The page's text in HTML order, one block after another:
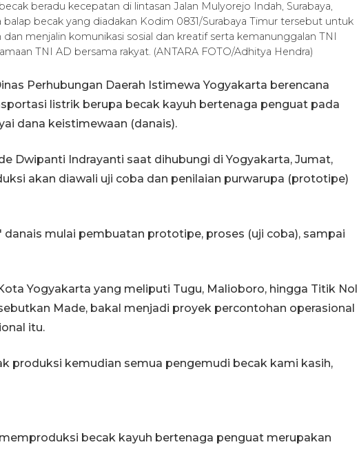
beradu kecepatan di lintasan Jalan Mulyorejo Indah, Surabaya,
balap becak yang diadakan Kodim 0831/Surabaya Timur tersebut untuk
menjalin komunikasi sosial dan kreatif serta kemanunggalan TNI
TNI AD bersama rakyat. (ANTARA FOTO/Adhitya Hendra)
Perhubungan Daerah Istimewa Yogyakarta berencana
listrik berupa becak kayuh bertenaga penguat pada
dana keistimewaan (danais).
Dwipanti Indrayanti saat dihubungi di Yogyakarta, Jumat,
akan diawali uji coba dan penilaian purwarupa (prototipe)
mulai pembuatan prototipe, proses (uji coba), sampai
Yogyakarta yang meliputi Tugu, Malioboro, hingga Titik Nol
Made, bakal menjadi proyek percontohan operasional
itu.
produksi kemudian semua pengemudi becak kami kasih,
becak kayuh bertenaga penguat merupakan